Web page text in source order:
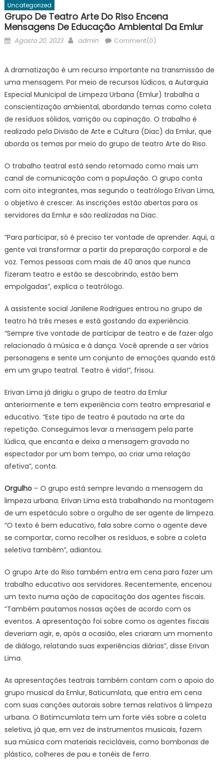
Uncategorized
Grupo De Teatro Arte Do Riso Encena
Mensagens De Educação Ambiental Da Emlur
Posted
Agosto 20, 2023 Author
admin Comment(0)
A dramatização é um recurso importante na transmissão de
uma mensagem. Por meio de recursos lúdicos, a Autarquia
Especial Municipal de Limpeza Urbana (Emlur) trabalha a
conscientização ambiental, abordando temas como coleta
de resíduos sólidos, varrição ou capinação. O trabalho é
realizado pela Divisão de Arte e Cultura (Diac) da Emlur, que
aborda os temas por meio do grupo de teatro Arte do Riso.
O trabalho teatral está sendo retomado como mais um
canal de comunicação com a população. O grupo conta
com oito integrantes, mas segundo o teatrólogo Erivan Lima,
o objetivo é crescer. As inscrições estão abertas para os
servidores da Emlur e são realizadas na Diac.
“Para participar, só é preciso ter vontade de aprender. Aqui, a
gente vai transformar a partir da preparação corporal e de
voz. Temos pessoas com mais de 40 anos que nunca
fizeram teatro e estão se descobrindo, estão bem
empolgadas”, explica o teatrólogo.
A assistente social Janilene Rodrigues entrou no grupo de
teatro há três meses e está gostando da experiência.
“Sempre tive vontade de participar de teatro e de fazer algo
relacionado à música e à dança. Você aprende a ser vários
personagens e sente um conjunto de emoções quando está
em um grupo teatral. Teatro é vida!”, frisou.
Erivan Lima já dirigiu o grupo de teatro da Emlur
anteriormente e tem experiência com teatro empresarial e
educativo. “Este tipo de teatro é pautado na arte da
repetição. Conseguimos levar a mensagem pela parte
lúdica, que encanta e deixa a mensagem gravada no
espectador por um bom tempo, ao criar uma relação
afetiva”, conta.
Orgulho– O grupo está sempre levando a mensagem da
limpeza urbana. Erivan Lima está trabalhando na montagem
de um espetáculo sobre o orgulho de ser agente de limpeza.
“O texto é bem educativo, fala sobre como o agente deve
se comportar, como recolher os resíduos, e sobre a coleta
seletiva também”, adiantou.
O grupo Arte do Riso também entra em cena para fazer um
trabalho educativo aos servidores. Recentemente, encenou
um texto numa ação de capacitação dos agentes fiscais.
“Também pautamos nossas ações de acordo com os
eventos. A apresentação foi sobre como os agentes fiscais
deveriam agir, e, após a ocasião, eles criaram um momento
de diálogo, relatando suas experiências diárias”, disse Erivan
Lima.
As apresentações teatrais também contam com o apoio do
grupo musical da Emlur, Baticumlata, que entra em cena
com suas canções autorais sobre temas relativos à limpeza
urbana. O Batimcumlata tem um forte viés sobre a coleta
seletiva, já que, em vez de instrumentos musicais, fazem
sua música com materiais recicláveis, como bombonas de
plástico, colheres de pau e tonéis de ferro.